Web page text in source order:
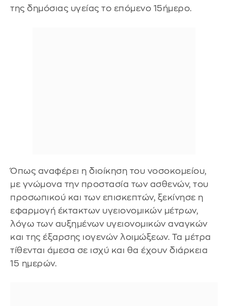
της δημόσιας υγείας το επόμενο 15ήμερο.
Όπως αναφέρει η διοίκηση του νοσοκομείου,
με γνώμονα την προστασία των ασθενών, του
προσωπικού και των επισκεπτών, ξεκίνησε η
εφαρμογή έκτακτων υγειονομικών μέτρων,
λόγω των αυξημένων υγειονομικών αναγκών
και της έξαρσης ιογενών λοιμώξεων. Τα μέτρα
τίθενται άμεσα σε ισχύ και θα έχουν διάρκεια
15 ημερών.